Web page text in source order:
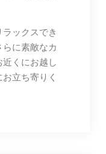
ックスでき
に素敵なカ
くにお越し
立ち寄りく